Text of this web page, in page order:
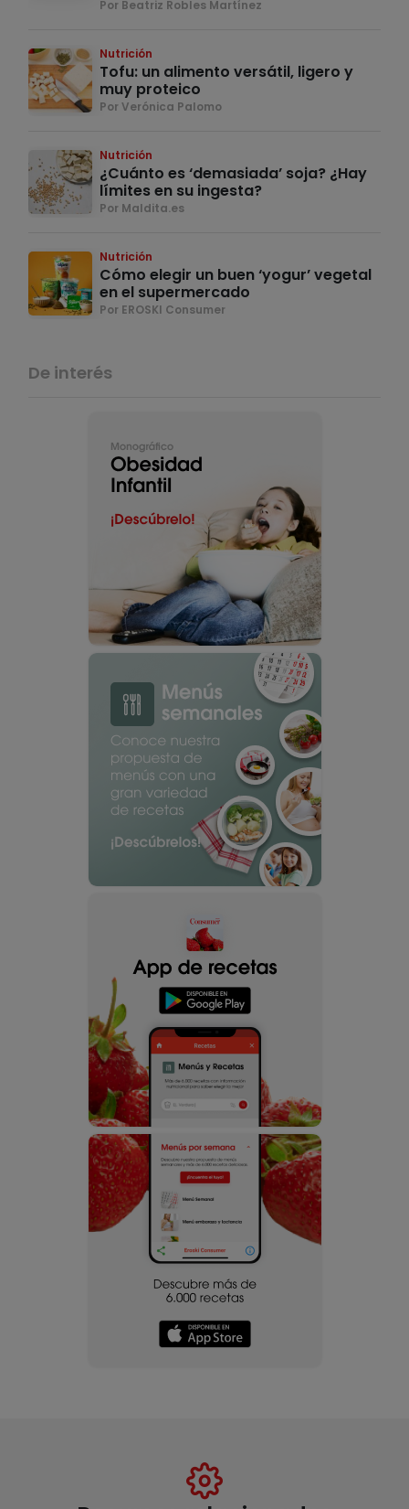
Por Beatriz Robles Martínez
Nutrición
Tofu: un alimento versátil, ligero y
muy proteico
Por Verónica Palomo
Nutrición
¿Cuánto es ‘demasiada’ soja? ¿Hay
límites en su ingesta?
Por Maldita.es
Nutrición
Cómo elegir un buen ‘yogur’ vegetal
en el supermercado
Por EROSKI Consumer
De interés